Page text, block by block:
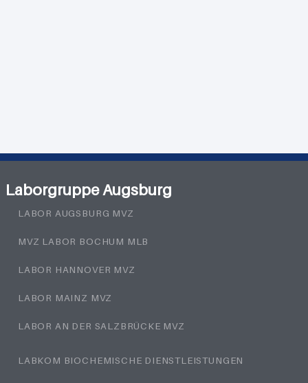
Laborgruppe Augsburg
LABOR AUGSBURG MVZ
MVZ LABOR BOCHUM MLB
LABOR HANNOVER MVZ
LABOR MAINZ MVZ
LABOR AN DER SALZBRÜCKE MVZ
LABKOM BIOCHEMISCHE DIENSTLEISTUNGEN